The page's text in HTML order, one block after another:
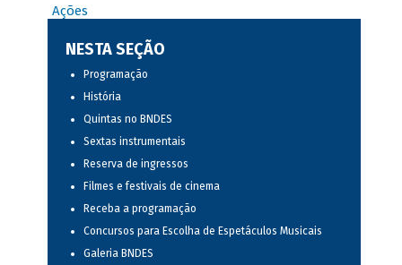
Ações
NESTA SEÇÃO
Programação
História
Quintas no BNDES
Sextas instrumentais
Reserva de ingressos
Filmes e festivais de cinema
Receba a programação
Concursos para Escolha de Espetáculos Musicais
Galeria BNDES